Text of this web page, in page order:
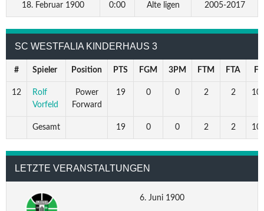
18. Februar 1900 0:00 Alte ligen 2005-2017
SC WESTFALIA KINDERHAUS 3
# Spieler Position PTS FGM 3PM FTM FTA
12
Rolf
Vorfeld
Power
Forward
19 0 0 2 2
Gesamt 19 0 0 2 2
LETZTE VERANSTALTUNGEN
6. Juni 1900